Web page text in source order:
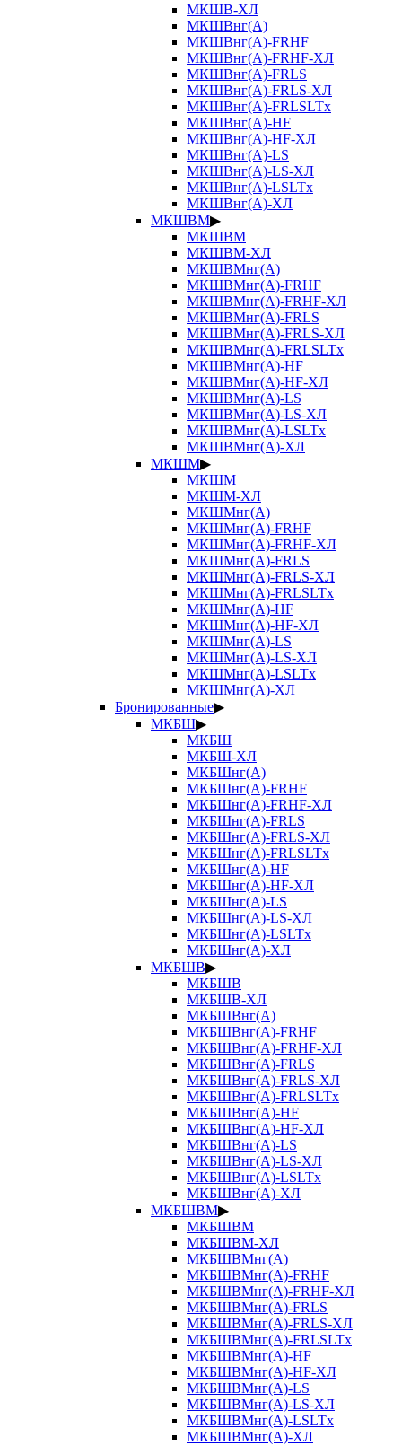
МКШВ-ХЛ
МКШВнг(А)
МКШВнг(А)-FRHF
МКШВнг(А)-FRHF-ХЛ
МКШВнг(А)-FRLS
МКШВнг(А)-FRLS-ХЛ
МКШВнг(А)-FRLSLTx
МКШВнг(А)-HF
МКШВнг(А)-HF-ХЛ
МКШВнг(А)-LS
МКШВнг(А)-LS-ХЛ
МКШВнг(А)-LSLTx
МКШВнг(А)-ХЛ
МКШВМ▶
МКШВМ
МКШВМ-ХЛ
МКШВМнг(А)
МКШВМнг(А)-FRHF
МКШВМнг(А)-FRHF-ХЛ
МКШВМнг(А)-FRLS
МКШВМнг(А)-FRLS-ХЛ
МКШВМнг(А)-FRLSLTx
МКШВМнг(А)-HF
МКШВМнг(А)-HF-ХЛ
МКШВМнг(А)-LS
МКШВМнг(А)-LS-ХЛ
МКШВМнг(А)-LSLTx
МКШВМнг(А)-ХЛ
МКШМ▶
МКШМ
МКШМ-ХЛ
МКШМнг(А)
МКШМнг(А)-FRHF
МКШМнг(А)-FRHF-ХЛ
МКШМнг(А)-FRLS
МКШМнг(А)-FRLS-ХЛ
МКШМнг(А)-FRLSLTx
МКШМнг(А)-HF
МКШМнг(А)-HF-ХЛ
МКШМнг(А)-LS
МКШМнг(А)-LS-ХЛ
МКШМнг(А)-LSLTx
МКШМнг(А)-ХЛ
Бронированные▶
МКБШ▶
МКБШ
МКБШ-ХЛ
МКБШнг(А)
МКБШнг(А)-FRHF
МКБШнг(А)-FRHF-ХЛ
МКБШнг(А)-FRLS
МКБШнг(А)-FRLS-ХЛ
МКБШнг(А)-FRLSLTx
МКБШнг(А)-HF
МКБШнг(А)-HF-ХЛ
МКБШнг(А)-LS
МКБШнг(А)-LS-ХЛ
МКБШнг(А)-LSLTx
МКБШнг(А)-ХЛ
МКБШВ▶
МКБШВ
МКБШВ-ХЛ
МКБШВнг(А)
МКБШВнг(А)-FRHF
МКБШВнг(А)-FRHF-ХЛ
МКБШВнг(А)-FRLS
МКБШВнг(А)-FRLS-ХЛ
МКБШВнг(А)-FRLSLTx
МКБШВнг(А)-HF
МКБШВнг(А)-HF-ХЛ
МКБШВнг(А)-LS
МКБШВнг(А)-LS-ХЛ
МКБШВнг(А)-LSLTx
МКБШВнг(А)-ХЛ
МКБШВМ▶
МКБШВМ
МКБШВМ-ХЛ
МКБШВМнг(А)
МКБШВМнг(А)-FRHF
МКБШВМнг(А)-FRHF-ХЛ
МКБШВМнг(А)-FRLS
МКБШВМнг(А)-FRLS-ХЛ
МКБШВМнг(А)-FRLSLTx
МКБШВМнг(А)-HF
МКБШВМнг(А)-HF-ХЛ
МКБШВМнг(А)-LS
МКБШВМнг(А)-LS-ХЛ
МКБШВМнг(А)-LSLTx
МКБШВМнг(А)-ХЛ